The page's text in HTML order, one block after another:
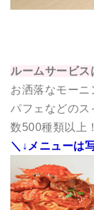
ルームサービス
お洒落なモー
パフェなどのス
数500種類以上！
＼ ↓ メニューは